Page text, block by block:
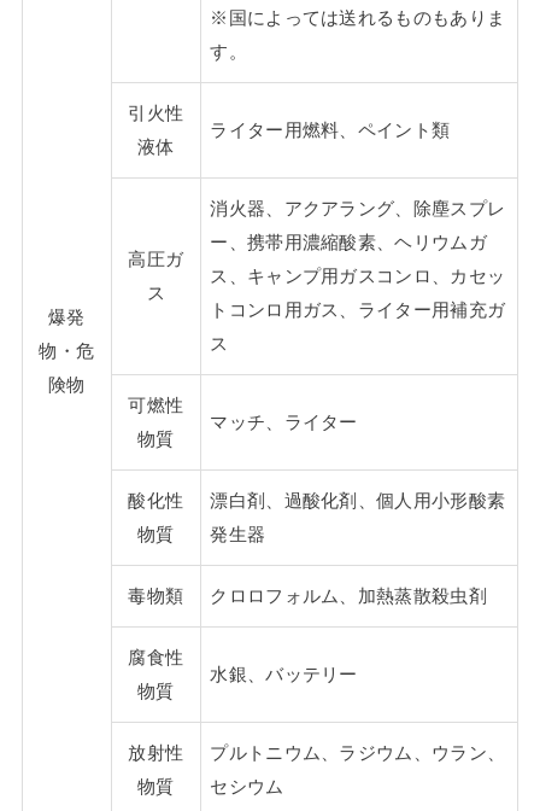
爆発
物・危
険物
※国によっては送れるものもありま
す。
引火性
液体
ライター用燃料、ペイント類
高圧ガ
ス
消火器、アクアラング、除塵スプレ
ー、携帯用濃縮酸素、ヘリウムガ
ス、キャンプ用ガスコンロ、カセッ
トコンロ用ガス、ライター用補充ガ
ス
可燃性
物質
マッチ、ライター
酸化性
物質
漂白剤、過酸化剤、個人用小形酸素
発生器
毒物類 クロロフォルム、加熱蒸散殺虫剤
腐食性
物質
水銀、バッテリー
放射性
物質
プルトニウム、ラジウム、ウラン、
セシウム